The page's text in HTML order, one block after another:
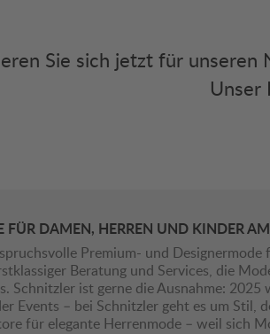
Sie sich jetzt für
Unser
FÜR DAMEN, HERREN UND KINDER
Premium- und
Beratung und Services, die
Schnitzler ist gerne die Ausnahme:
Events – bei Schnitzler geht es um
für elegante Herrenmode – weil sich